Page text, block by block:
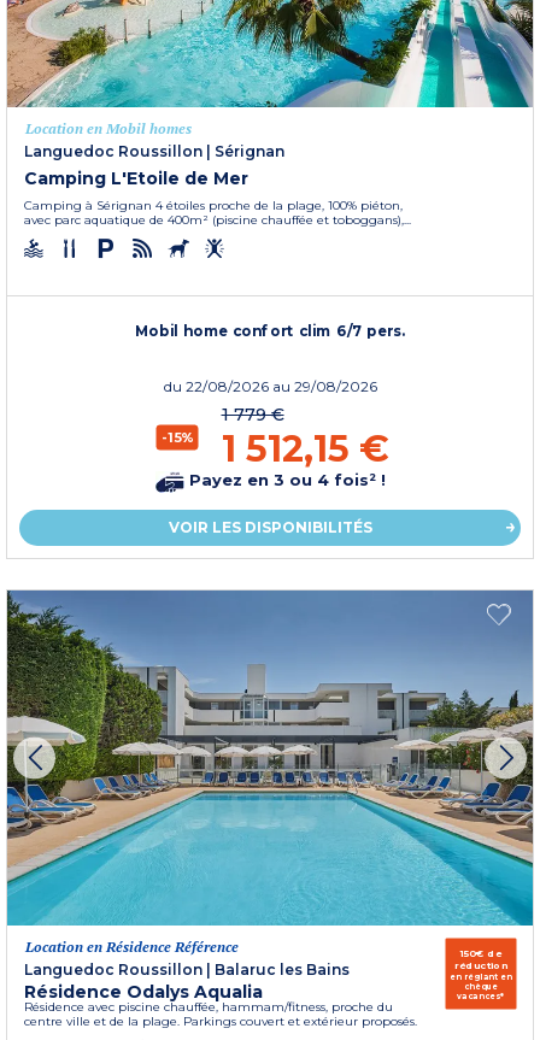
Location en Mobil homes
Languedoc Roussillon | Sérignan
Camping L'Etoile de Mer
Camping à Sérignan 4 étoiles proche de la plage, 100% piéton,
avec parc aquatique de 400m² (piscine chauffée et toboggans),...
Mobil home confort clim 6/7 pers.
du 22/08/2026 au 29/08/2026
-15%
1 779 €
1 512,15 €
Payez en 3 ou 4 fois² !
VOIR LES DISPONIBILITÉS
Location en Résidence Référence
Languedoc Roussillon | Balaruc les Bains
Résidence Odalys Aqualia
Résidence avec piscine chauffée, hammam/fitness, proche du
centre ville et de la plage. Parkings couvert et extérieur proposés.
150€ de
réduction
en réglant en
chèque
vacances*